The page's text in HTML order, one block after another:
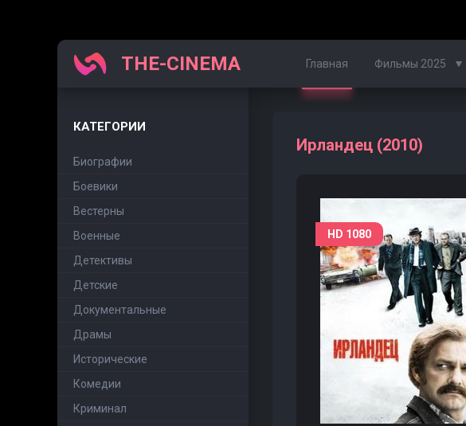
THE-CINEMA Главная Фильмы 2025
Фильмы 2024
Фильмы 2021
Фильмы 2020
КАТЕГОРИИ
Биографии
Боевики
Вестерны
Военные
Детективы
Детские
Документальные
Драмы
Исторические
Комедии
Криминал
Ирландец (2010)
HD 1080